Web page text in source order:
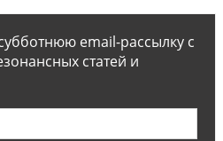
email-рассылку с
статей и